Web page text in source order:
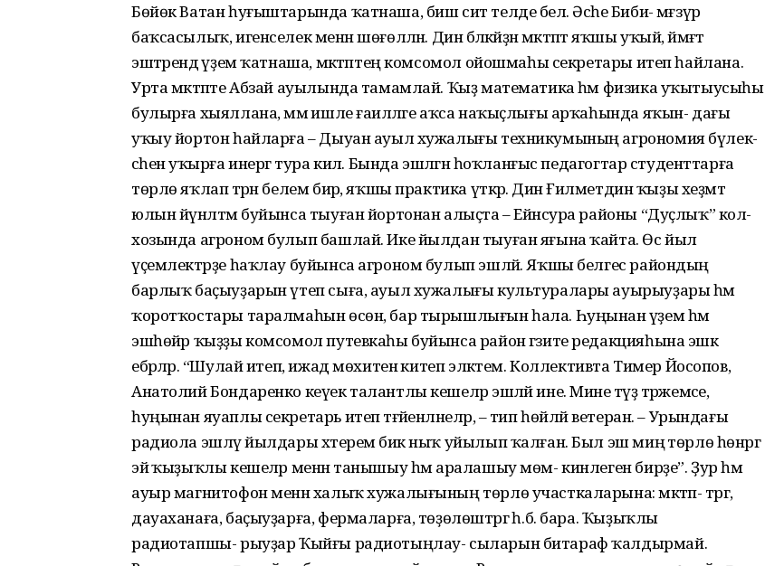
Бөйөк Ватан һуғыштарында ҡатнаша, биш сит телде белә. Әсәһе Биби- мәғзүрә
баҡсасылыҡ, игенселек менән шөғөлләнә. Динә бәләкәйҙән мәктәптә яҡшы уҡый, йәмәғәт
эштәрендә әүҙем ҡатнаша, мәктәптең комсомол ойошмаһы секретары итеп һайлана.
Урта мәктәпте Абзай ауылында тамамлай. Ҡыҙ математика һәм физика уҡытыусыһы
булырға хыяллана, әммә ишле ғаиләләге аҡса наҡыҫлығы арҡаһында яҡын- дағы
уҡыу йортон һайларға – Дыуан ауыл хужалығы техникумының агрономия бүлек-
сәһенә уҡырға инергә тура килә. Бында эшләгән һоҡланғыс педагогтар студенттарға
төрлө яҡлап тәрән белем бирә, яҡшы практика үткәрә. Динә Ғилметдин ҡыҙы хеҙмәт
юлын йүнәлтмә буйынса тыуған йортонан алыҫта – Ейәнсура районы “Дуҫлыҡ” кол-
хозында агроном булып башлай. Ике йылдан тыуған яғына ҡайта. Өс йыл
үҫемлектәрҙе һаҡлау буйынса агроном булып эшләй. Яҡшы белгес райондың
барлыҡ баҫыуҙарын үтеп сыға, ауыл хужалығы культуралары ауырыуҙары һәм
ҡоротҡостары таралмаһын өсөн, бар тырышлығын һала. Һуңынан әүҙем һәм
эшһөйәр ҡыҙҙы комсомол путевкаһы буйынса район гәзите редакцияһына эшкә
ебәрәләр. “Шулай итеп, ижад мөхитенә китеп эләктем. Коллективта Тимер Йосопов,
Анатолий Бондаренко кеүек талантлы кешеләр эшләй ине. Мине тәүҙә тәржемәсе,
һуңынан яуаплы секретарь итеп тәғәйенләнеләр, – тип һөйләй ветеран. – Урындағы
радиола эшләү йылдары хәтеремә бик ныҡ уйылып ҡалған. Был эш миңә төрлө һөнәргә
эйә ҡыҙыҡлы кешеләр менән танышыу һәм аралашыу мөм- кинлеген бирҙе”. Ҙур һәм
ауыр магнитофон менән халыҡ хужалығының төрлө участкаларына: мәктәп- тәргә,
дауаханаға, баҫыуҙарға, фермаларға, төҙөлөштәргә һ.б. бара. Ҡыҙыҡлы
радиотапшы- рыуҙар Ҡыйғы радиотыңлау- сыларын битараф ҡалдырмай.